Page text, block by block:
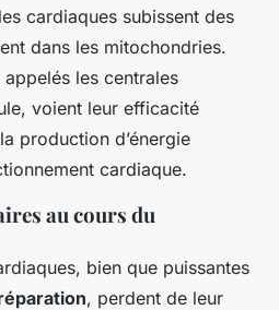
cardiaques subissent des
dans les mitochondries.
les centrales
voient leur efficacité
production d’énergie
cardiaque.
au cours du
bien que puissantes
, perdent de leur